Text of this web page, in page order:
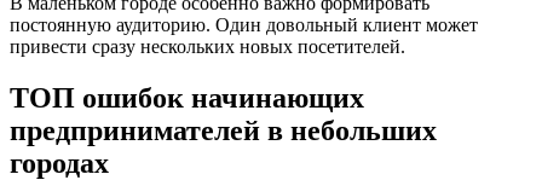
постоянную аудиторию. Один довольный клиент может
привести сразу нескольких новых посетителей.
ТОП ошибок начинающих
предпринимателей в небольших
городах